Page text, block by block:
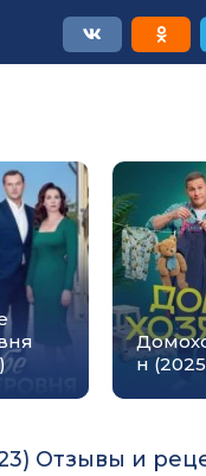
н
Отзывы и